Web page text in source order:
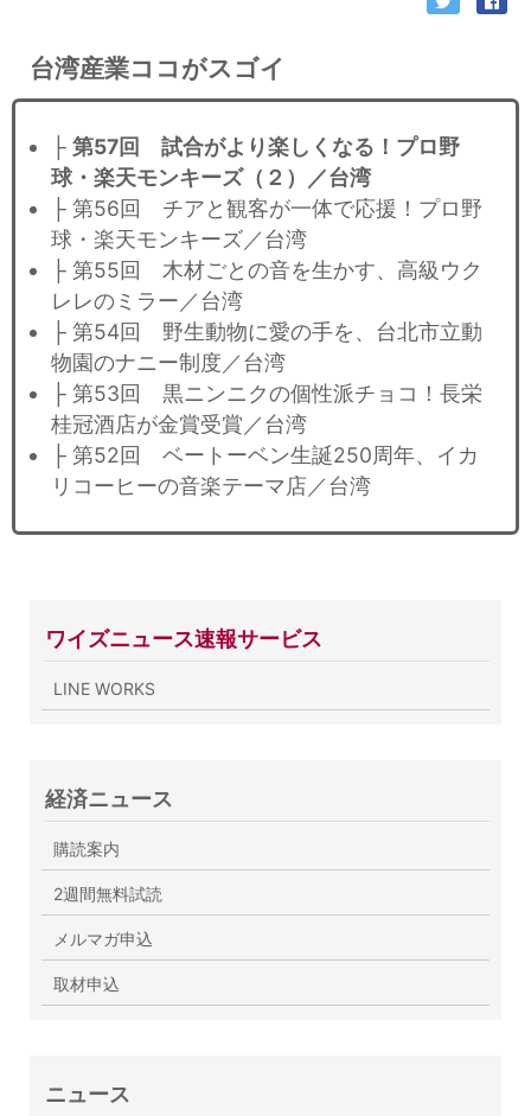
台湾産業ココがスゴイ
├ 第57回 試合がより楽しくなる！プロ野
球・楽天モンキーズ（２）／台湾
├ 第56回 チアと観客が一体で応援！プロ野
球・楽天モンキーズ／台湾
├ 第55回 木材ごとの音を生かす、高級ウク
レレのミラー／台湾
├ 第54回 野生動物に愛の手を、台北市立動
物園のナニー制度／台湾
├ 第53回 黒ニンニクの個性派チョコ！長栄
桂冠酒店が金賞受賞／台湾
├ 第52回 ベートーベン生誕250周年、イカ
リコーヒーの音楽テーマ店／台湾
ワイズニュース速報サービス
LINE WORKS
経済ニュース
購読案内
2週間無料試読
メルマガ申込
取材申込
ニュース